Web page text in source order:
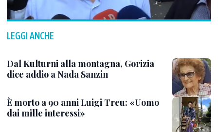
LEGGI ANCHE
Dal Kulturni alla montagna, Gorizia
dice addio a Nada Sanzin
È morto a 90 anni Luigi Treu: «Uomo
dai mille interessi»